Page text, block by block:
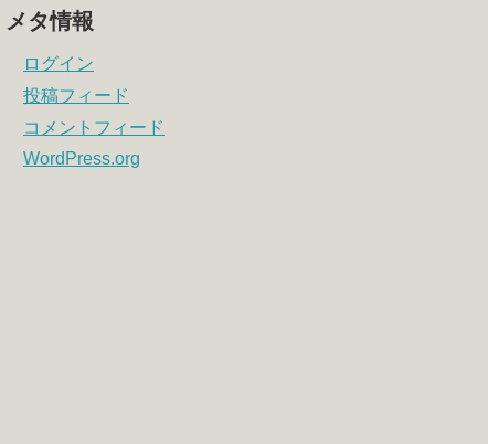
メタ情報
ログイン
投稿フィード
コメントフィード
WordPress.org